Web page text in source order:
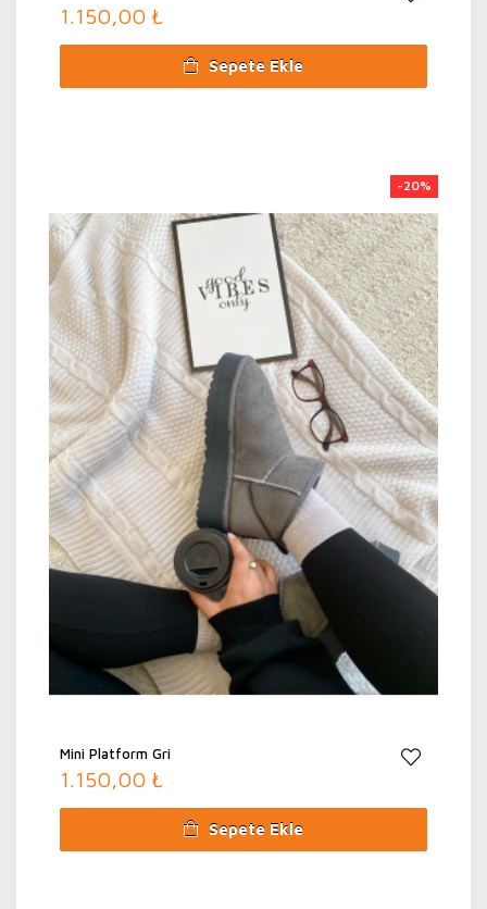
1.150,00 ₺
Sepete Ekle
-20%
Mini Platform Gri
1.150,00 ₺
Sepete Ekle